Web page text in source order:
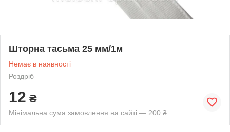
Шторна тасьма 25 мм/1м
Немає в наявності
Роздріб
12 ₴
Мінімальна сума замовлення на сайті — 200 ₴